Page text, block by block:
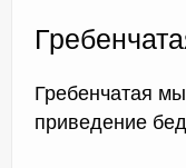
Гребенчатая
приведение